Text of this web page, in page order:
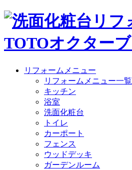
リフォームメニュー
リフォームメニュー一覧
キッチン
浴室
洗面化粧台
トイレ
カーポート
フェンス
ウッドデッキ
ガーデンルーム